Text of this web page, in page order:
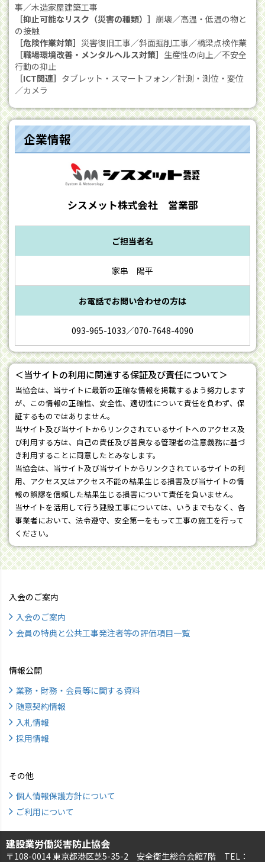
事／木造家屋建築工事
［抑止可能なリスク（災害の種類）］ 崩壊／高温・低温の物と
の接触
［危険作業対策］ 災害復旧工事／斜面掘削工事／橋梁点検作業
［職場環境改善・メンタルヘルス対策］ 生産性の向上／不安全
行動の抑止
［ICT関連］ タブレット・スマートフォン／計測・測位・変位
／カメラ
企業情報
シスメット株式会社 営業部
ご担当者名
家串 陽平
お電話でお問い合わせの方は
093-965-1033／070-7648-4090
＜当サイトの利用に関連する保証及び責任について＞
当協会は、当サイトに最新の正確な情報を掲載するよう努力します
が、この情報の正確性、安全性、適切性について責任を負わず、保
証するものではありません。
当サイト及び当サイトからリンクされているサイトへのアクセス及
び利用する方は、自己の責任及び善良なる管理者の注意義務に基づ
き利用することに同意したとみなします。
当協会は、当サイト及び当サイトからリンクされているサイトの利
用、アクセス又はアクセス不能の結果生じる損害及び当サイトの情
報の誤謬を信頼した結果生じる損害について責任を負いません。
当サイトを活用して行う建設工事については、いうまでもなく、各
事業者において、法令遵守、安全第一をもって工事の施工を行って
ください。
入会のご案内
入会のご案内
会員の特典と公共工事発注者等の評価項目一覧
情報公開
業務・財務・会員等に関する資料
随意契約情報
入札情報
採用情報
その他
個人情報保護方針について
ご利用について
建設業労働災害防止協会
〒108-0014 東京都港区芝5-35-2 安全衛生総合会館7階 TEL：